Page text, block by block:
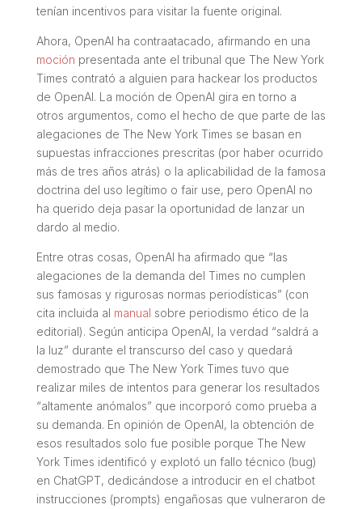
tenían incentivos para visitar la fuente original.
Ahora, OpenAI ha contraatacado, afirmando en una
moción presentada ante el tribunal que The New York
Times contrató a alguien para hackear los productos
de OpenAI. La moción de OpenAI gira en torno a
otros argumentos, como el hecho de que parte de las
alegaciones de The New York Times se basan en
supuestas infracciones prescritas (por haber ocurrido
más de tres años atrás) o la aplicabilidad de la famosa
doctrina del uso legítimo o fair use, pero OpenAI no
ha querido deja pasar la oportunidad de lanzar un
dardo al medio.
Entre otras cosas, OpenAI ha afirmado que “las
alegaciones de la demanda del Times no cumplen
sus famosas y rigurosas normas periodísticas” (con
cita incluida al manual sobre periodismo ético de la
editorial). Según anticipa OpenAI, la verdad “saldrá a
la luz” durante el transcurso del caso y quedará
demostrado que The New York Times tuvo que
realizar miles de intentos para generar los resultados
“altamente anómalos” que incorporó como prueba a
su demanda. En opinión de OpenAI, la obtención de
esos resultados solo fue posible porque The New
York Times identificó y explotó un fallo técnico (bug)
en ChatGPT, dedicándose a introducir en el chatbot
instrucciones (prompts) engañosas que vulneraron de